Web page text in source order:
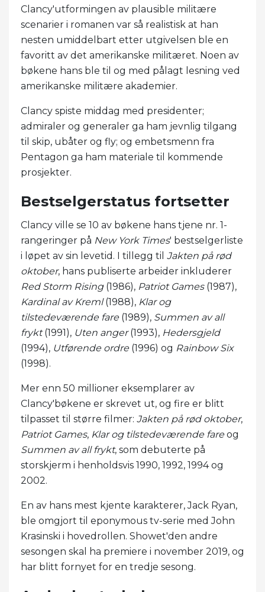
Clancy'utformingen av plausible militære
scenarier i romanen var så realistisk at han
nesten umiddelbart etter utgivelsen ble en
favoritt av det amerikanske militæret. Noen av
bøkene hans ble til og med pålagt lesning ved
amerikanske militære akademier.
Clancy spiste middag med presidenter;
admiraler og generaler ga ham jevnlig tilgang
til skip, ubåter og fly; og embetsmenn fra
Pentagon ga ham materiale til kommende
prosjekter.
Bestselgerstatus fortsetter
Clancy ville se 10 av bøkene hans tjene nr. 1-
rangeringer på New York Times' bestselgerliste
i løpet av sin levetid. I tillegg til Jakten på rød
oktober, hans publiserte arbeider inkluderer
Red Storm Rising(1986), Patriot Games(1987),
Kardinal av Kreml(1988), Klar og
tilstedeværende fare(1989), Summen av all
frykt(1991), Uten anger(1993), Hedersgjeld
(1994), Utførende ordre(1996) og Rainbow Six
(1998).
Mer enn 50 millioner eksemplarer av
Clancy'bøkene er skrevet ut, og fire er blitt
tilpasset til større filmer: Jakten på rød oktober,
Patriot Games, Klar og tilstedeværende fareog
Summen av all frykt, som debuterte på
storskjerm i henholdsvis 1990, 1992, 1994 og
2002.
En av hans mest kjente karakterer, Jack Ryan,
ble omgjort til eponymous tv-serie med John
Krasinski i hovedrollen. Showet'den andre
sesongen skal ha premiere i november 2019, og
har blitt fornyet for en tredje sesong.